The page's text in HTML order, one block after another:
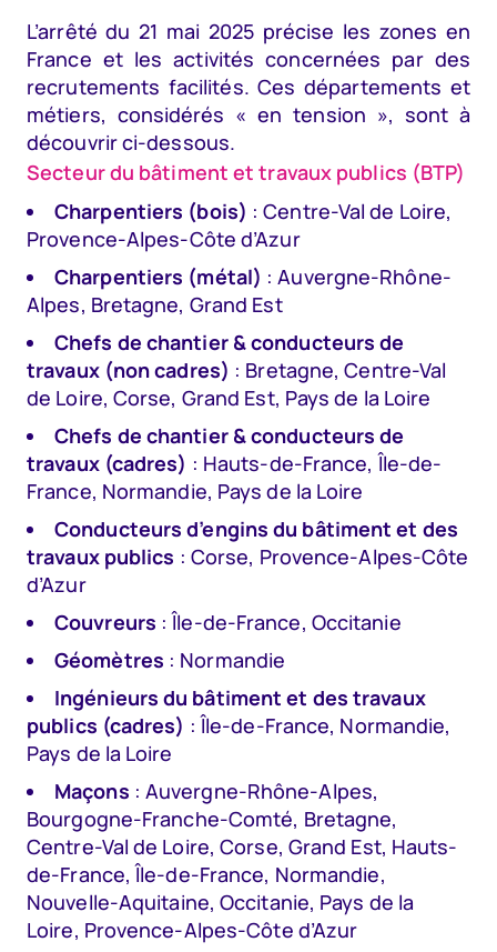
L’arrêté du 21 mai 2025 précise les zones en
France et les activités concernées par des
recrutements facilités. Ces départements et
métiers, considérés « en tension », sont à
découvrir ci-dessous.
Secteur du bâtiment et travaux publics (BTP)
Charpentiers (bois) : Centre-Val de Loire,
Provence-Alpes-Côte d’Azur
Charpentiers (métal) : Auvergne-Rhône-
Alpes, Bretagne, Grand Est
Chefs de chantier & conducteurs de
travaux (non cadres) : Bretagne, Centre-Val
de Loire, Corse, Grand Est, Pays de la Loire
Chefs de chantier & conducteurs de
travaux (cadres) : Hauts-de-France, Île-de-
France, Normandie, Pays de la Loire
Conducteurs d’engins du bâtiment et des
travaux publics : Corse, Provence-Alpes-Côte
d’Azur
Couvreurs : Île-de-France, Occitanie
Géomètres : Normandie
Ingénieurs du bâtiment et des travaux
publics (cadres) : Île-de-France, Normandie,
Pays de la Loire
Maçons : Auvergne-Rhône-Alpes,
Bourgogne-Franche-Comté, Bretagne,
Centre-Val de Loire, Corse, Grand Est, Hauts-
de-France, Île-de-France, Normandie,
Nouvelle-Aquitaine, Occitanie, Pays de la
Loire, Provence-Alpes-Côte d’Azur